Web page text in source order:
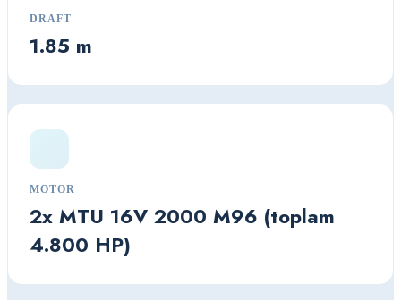
DRAFT
1.85 m
MOTOR
2x MTU 16V 2000 M96 (toplam
4.800 HP)